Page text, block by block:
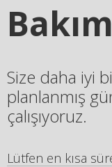
Size daha iyi
planlanmış
çalışıyoruz.
Lütfen en kısa